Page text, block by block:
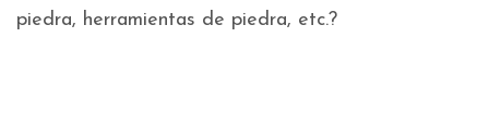
piedra, herramientas de piedra, etc.?